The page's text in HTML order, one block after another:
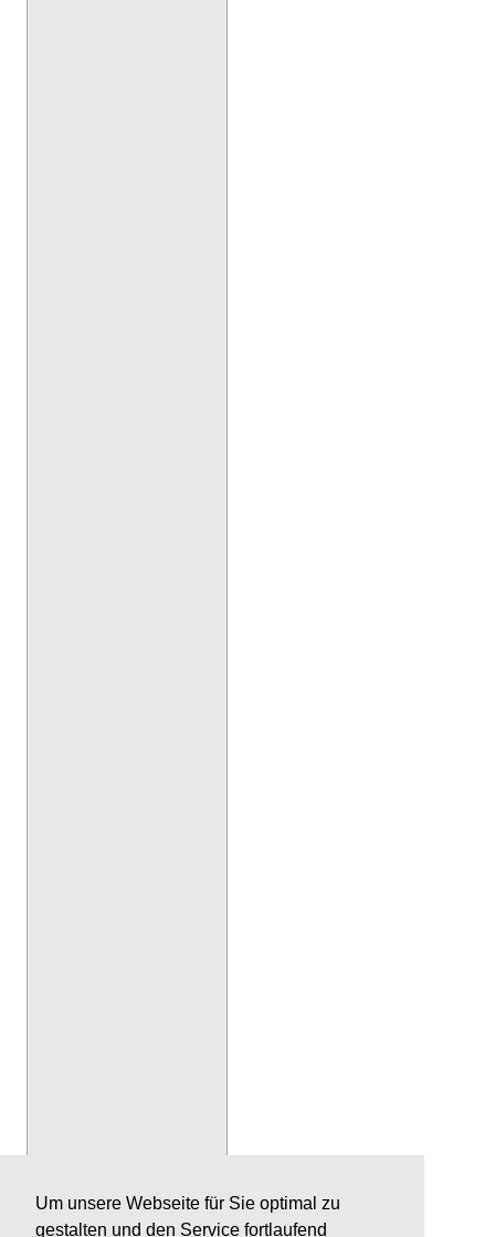
Um unsere Webseite für Sie optimal zu
gestalten und den Service fortlaufend